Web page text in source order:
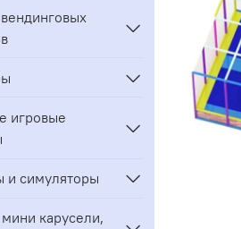
игровые
и симуляторы
карусели,